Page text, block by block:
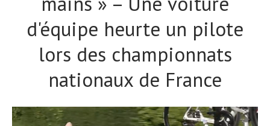
d'équipe heurte un pilote
lors des championnats
nationaux de France